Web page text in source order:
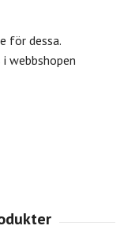
för dessa.
webbshopen